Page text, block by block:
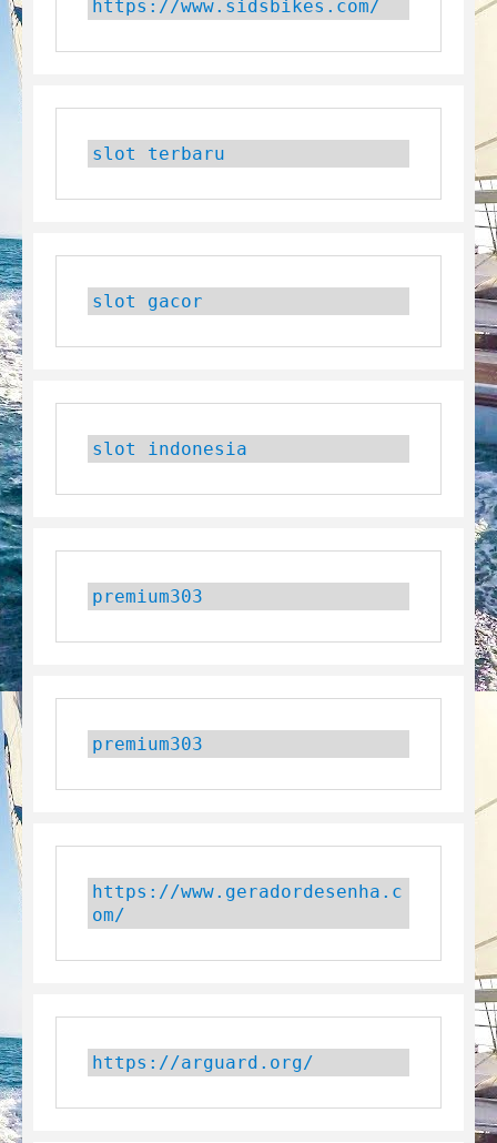
https://www.sidsbikes.com/
slot terbaru
slot gacor
slot indonesia
premium303
premium303
https://www.geradordesenha.c
om/
https://arguard.org/